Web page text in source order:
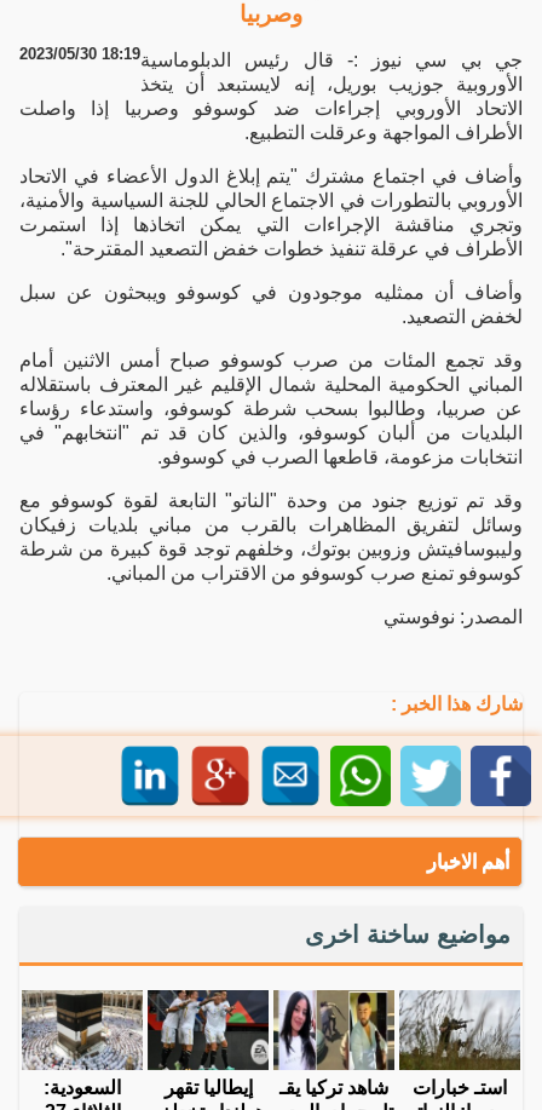
وصربيا
2023/05/30 18:19جي بي سي نيوز :- قال رئيس الدبلوماسية
الأوروبية جوزيب بوريل، إنه لايستبعد أن يتخذ
الاتحاد الأوروبي إجراءات ضد كوسوفو وصربيا إذا واصلت
الأطراف المواجهة وعرقلت التطبيع.
وأضاف في اجتماع مشترك "يتم إبلاغ الدول الأعضاء في الاتحاد
الأوروبي بالتطورات في الاجتماع الحالي للجنة السياسية والأمنية،
وتجري مناقشة الإجراءات التي يمكن اتخاذها إذا استمرت
الأطراف في عرقلة تنفيذ خطوات خفض التصعيد المقترحة".
وأضاف أن ممثليه موجودون في كوسوفو ويبحثون عن سبل
لخفض التصعيد.
وقد تجمع المئات من صرب كوسوفو صباح أمس الاثنين أمام
المباني الحكومية المحلية شمال الإقليم غير المعترف باستقلاله
عن صربيا، وطالبوا بسحب شرطة كوسوفو، واستدعاء رؤساء
البلديات من ألبان كوسوفو، والذين كان قد تم "انتخابهم" في
انتخابات مزعومة، قاطعها الصرب في كوسوفو.
وقد تم توزيع جنود من وحدة "الناتو" التابعة لقوة كوسوفو مع
وسائل لتفريق المظاهرات بالقرب من مباني بلديات زفيكان
وليبوسافيتش وزوبين بوتوك، وخلفهم توجد قوة كبيرة من شرطة
كوسوفو تمنع صرب كوسوفو من الاقتراب من المباني.
المصدر: نوفوستي
شارك هذا الخبر :
أهم الاخبار
مواضيع ساخنة اخرى
استـ خبارات
شاهد تركيا يقـ
إيطاليا تقهر
السعودية: